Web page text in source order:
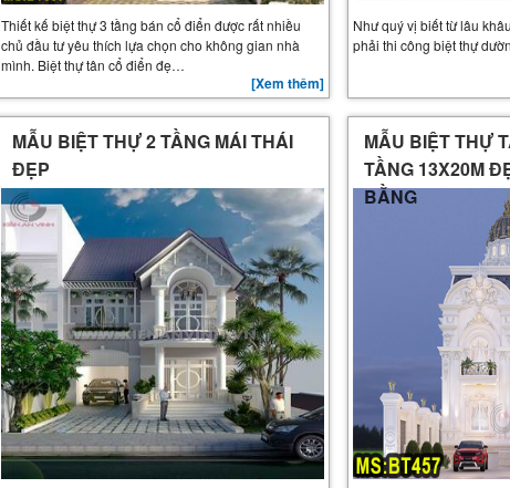
Thiết kế biệt thự 3 tầng bán cổ điển được rất nhiều
chủ đầu tư yêu thích lựa chọn cho không gian nhà
mình. Biệt thự tân cổ điển đẹ…
[Xem thêm]
Như quý vị biết từ lâu
phải thi công biệt thự
MẪU BIỆT THỰ 2 TẦNG MÁI THÁI
ĐẸP
MẪU BIỆT THỰ
TẦNG 13X20M
BẰNG